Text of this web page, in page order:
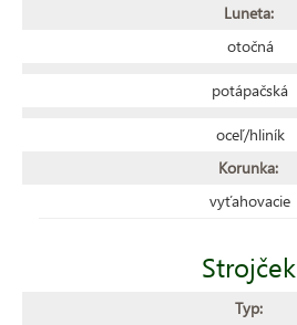
Luneta:
otočná
potápačská
oceľ/hliník
Korunka:
vyťahovacie
Strojček
Typ: